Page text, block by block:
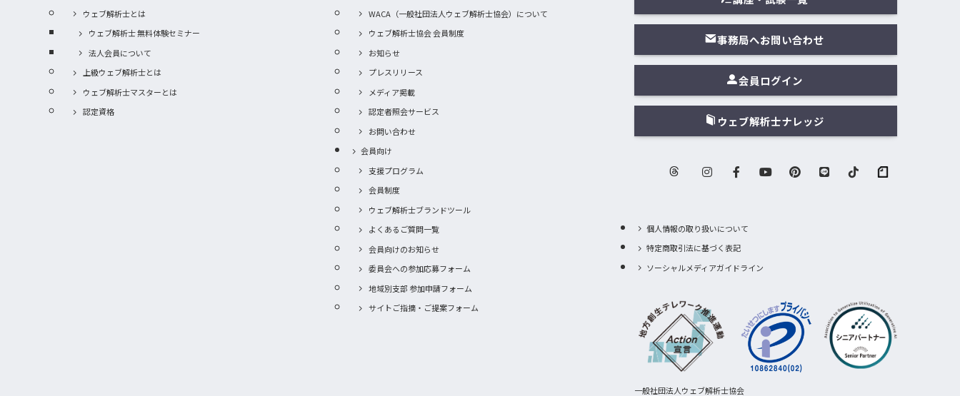
ウェブ解析士とは
ウェブ解析士 無料体験セミナー
法人会員について
上級ウェブ解析士とは
ウェブ解析士マスターとは
認定資格
WACA（一般社団法人ウェブ解析士協会）について
ウェブ解析士協会 会員制度
お知らせ
プレスリリース
メディア掲載
認定者照会サービス
お問い合わせ
会員向け
支援プログラム
会員制度
ウェブ解析士ブランドツール
よくあるご質問一覧
会員向けのお知らせ
委員会への参加応募フォーム
地域別支部 参加申請フォーム
サイトご指摘・ご提案フォーム
事務局へお問い合わせ
会員ログイン
ウェブ解析士ナレッジ
個人情報の取り扱いについて
特定商取引法に基づく表記
ソーシャルメディアガイドライン
一般社団法人ウェブ解析士協会